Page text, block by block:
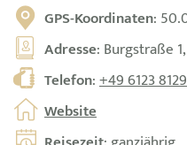
GPS-Koordinaten:
Adresse: Burgstraße
Telefon:+49 6123
Website